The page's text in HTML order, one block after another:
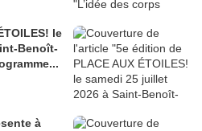
le
Benoît-
à